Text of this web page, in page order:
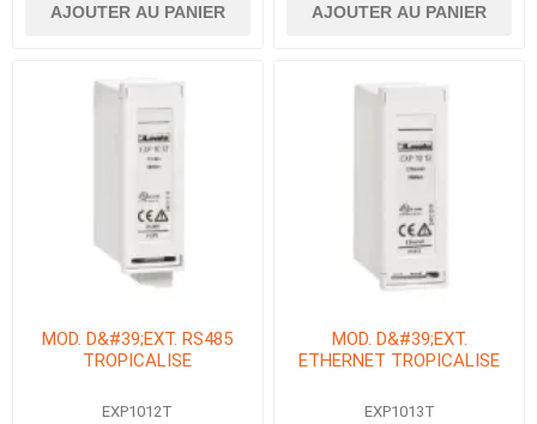
AJOUTER AU PANIER AJOUTER AU PANIER
MOD. D&#39;EXT. RS485
TROPICALISE
EXP1012T
MOD. D&#39;EXT.
ETHERNET TROPICALISE
EXP1013T